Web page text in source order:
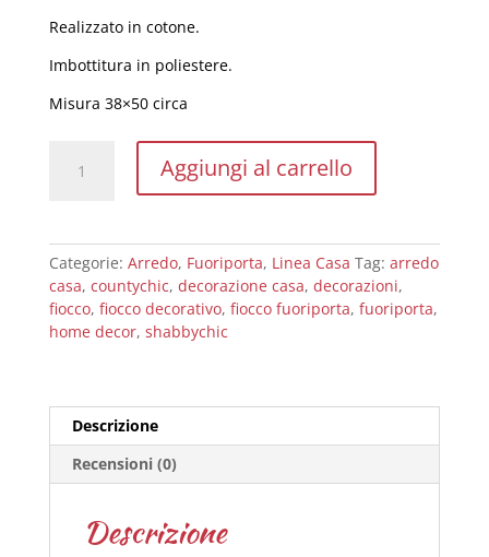
Realizzato in cotone.
Imbottitura in poliestere.
Misura 38×50 circa
arredo
blu
quantità
Aggiungi al carrello
Categorie: Arredo, Fuoriporta, Linea Casa Tag: arredo
casa, countychic, decorazione casa, decorazioni,
fiocco, fiocco decorativo, fiocco fuoriporta, fuoriporta,
home decor, shabbychic
Descrizione
Recensioni (0)
Descrizione